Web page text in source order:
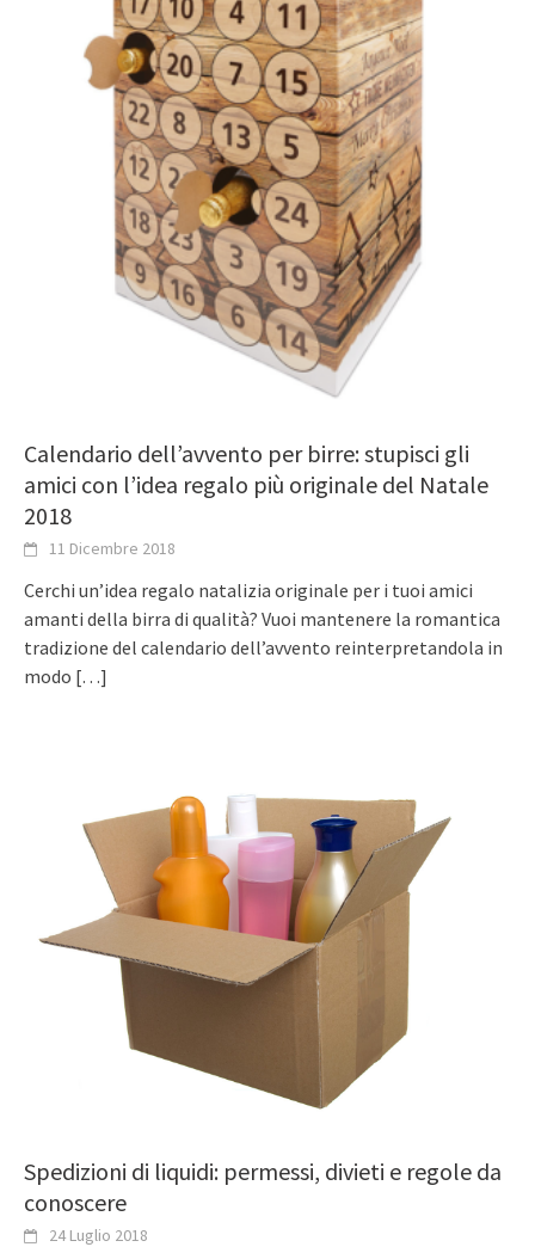
Calendario dell’avvento per birre: stupisci gli
amici con l’idea regalo più originale del Natale
2018
11 Dicembre 2018
Cerchi un’idea regalo natalizia originale per i tuoi amici
amanti della birra di qualità? Vuoi mantenere la romantica
tradizione del calendario dell’avvento reinterpretandola in
modo […]
Spedizioni di liquidi: permessi, divieti e regole da
conoscere
24 Luglio 2018